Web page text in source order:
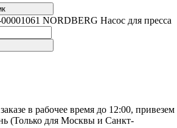
NORDBERG Насос для пресса
в рабочее время до 12:00, привезем
(Только для Москвы и Санкт-